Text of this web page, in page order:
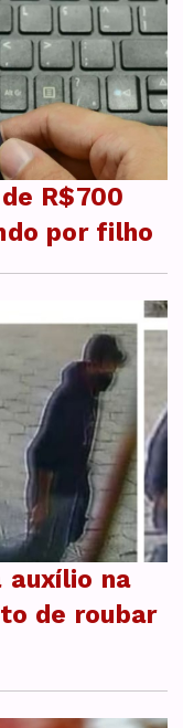
R$700
por filho
auxílio na
de roubar